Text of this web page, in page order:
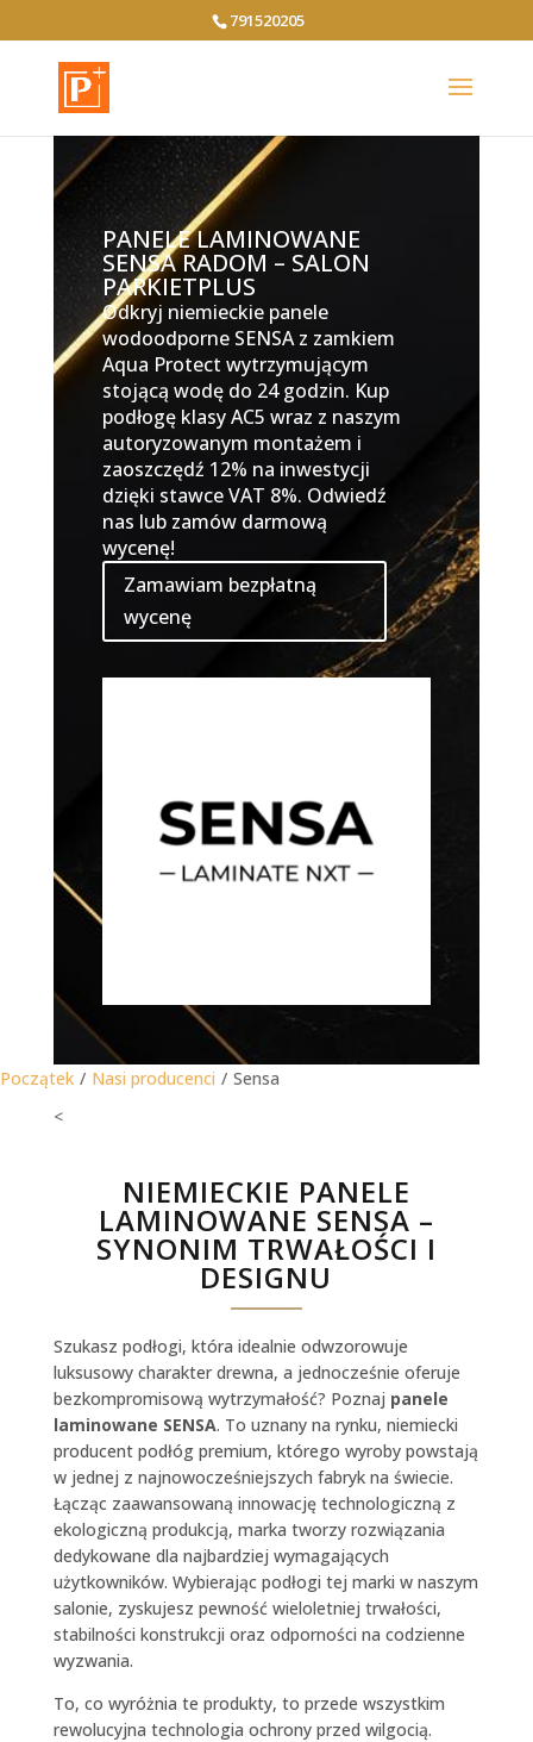
791520205
PANELE LAMINOWANE
SENSA RADOM – SALON
PARKIETPLUS
Odkryj niemieckie panele
wodoodporne SENSA z zamkiem
Aqua Protect wytrzymującym
stojącą wodę do 24 godzin. Kup
podłogę klasy AC5 wraz z naszym
autoryzowanym montażem i
zaoszczędź 12% na inwestycji
dzięki stawce VAT 8%. Odwiedź
nas lub zamów darmową
wycenę!
Zamawiam bezpłatną
wycenę
Początek / Nasi producenci / Sensa
<
NIEMIECKIE PANELE
LAMINOWANE SENSA –
SYNONIM TRWAŁOŚCI I
DESIGNU
Szukasz podłogi, która idealnie odwzorowuje
luksusowy charakter drewna, a jednocześnie oferuje
bezkompromisową wytrzymałość? Poznaj panele
laminowane SENSA. To uznany na rynku, niemiecki
producent podłóg premium, którego wyroby powstają
w jednej z najnowocześniejszych fabryk na świecie.
Łącząc zaawansowaną innowację technologiczną z
ekologiczną produkcją, marka tworzy rozwiązania
dedykowane dla najbardziej wymagających
użytkowników. Wybierając podłogi tej marki w naszym
salonie, zyskujesz pewność wieloletniej trwałości,
stabilności konstrukcji oraz odporności na codzienne
wyzwania.
To, co wyróżnia te produkty, to przede wszystkim
rewolucyjna technologia ochrony przed wilgocią.